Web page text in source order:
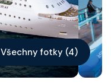
Všechny fotky (4)